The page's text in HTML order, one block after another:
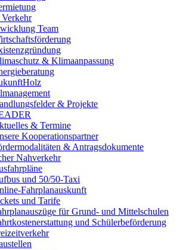
Team
& Klimaanpassung
& Projekte
& Termine
Kooperationspartner
& Antragsdokumente
Nahverkehr
und 50/50-Taxi
Fahrplanauskunft
und Tarife
für Grund- und Mittelschulen
und Schülerbeförderung